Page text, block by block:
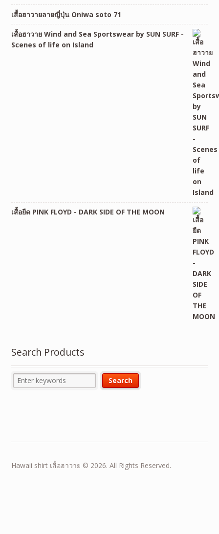
เสื้อฮาวายลายญี่ปุ่น Oniwa soto 71
เสื้อฮาวาย Wind and Sea Sportswear by SUN SURF -
Scenes of life on Island
เสื้อยืด PINK FLOYD - DARK SIDE OF THE MOON
Search Products
Hawaii shirt เสื้อฮาวาย © 2026. All Rights Reserved.